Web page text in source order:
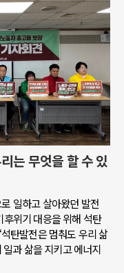
는 무엇을 할 수 있
일하고 살아왔던 발전
위기 대응을 위해 석탄
탄발전은 멈춰도 우리 삶
과 삶을 지키고 에너지